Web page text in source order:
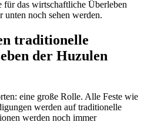
das wirtschaftliche Überleben
noch sehen werden.
traditionelle
der Huzulen
eine große Rolle. Alle Feste wie
werden auf traditionelle
werden noch immer